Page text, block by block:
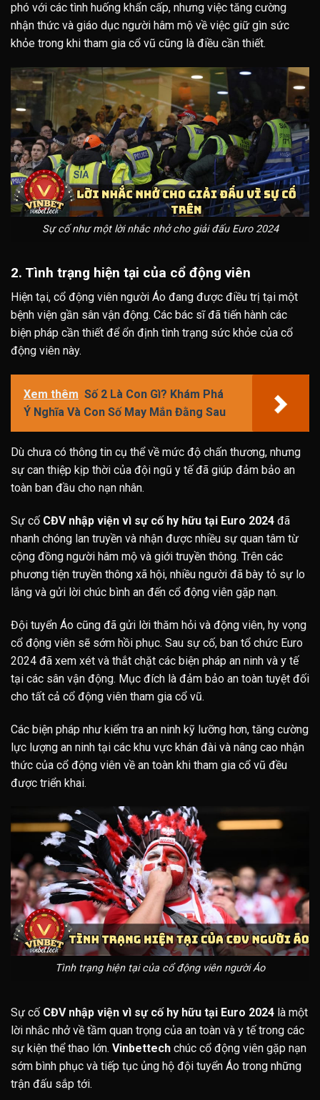
phó với các tình huống khẩn cấp, nhưng việc tăng cường
nhận thức và giáo dục người hâm mộ về việc giữ gìn sức
khỏe trong khi tham gia cổ vũ cũng là điều cần thiết.
Sự cố như một lời nhắc nhở cho giải đấu Euro 2024
2. Tình trạng hiện tại của cổ động viên
Hiện tại, cổ động viên người Áo đang được điều trị tại một
bệnh viện gần sân vận động. Các bác sĩ đã tiến hành các
biện pháp cần thiết để ổn định tình trạng sức khỏe của cổ
động viên này.
Xem thêm Số 2 Là Con Gì? Khám Phá
Ý Nghĩa Và Con Số May Mắn Đằng Sau
Dù chưa có thông tin cụ thể về mức độ chấn thương, nhưng
sự can thiệp kịp thời của đội ngũ y tế đã giúp đảm bảo an
toàn ban đầu cho nạn nhân.
Sự cố CĐV nhập viện vì sự cố hy hữu tại Euro 2024 đã
nhanh chóng lan truyền và nhận được nhiều sự quan tâm từ
cộng đồng người hâm mộ và giới truyền thông. Trên các
phương tiện truyền thông xã hội, nhiều người đã bày tỏ sự lo
lắng và gửi lời chúc bình an đến cổ động viên gặp nạn.
Đội tuyển Áo cũng đã gửi lời thăm hỏi và động viên, hy vọng
cổ động viên sẽ sớm hồi phục. Sau sự cố, ban tổ chức Euro
2024 đã xem xét và thắt chặt các biện pháp an ninh và y tế
tại các sân vận động. Mục đích là đảm bảo an toàn tuyệt đối
cho tất cả cổ động viên tham gia cổ vũ.
Các biện pháp như kiểm tra an ninh kỹ lưỡng hơn, tăng cường
lực lượng an ninh tại các khu vực khán đài và nâng cao nhận
thức của cổ động viên về an toàn khi tham gia cổ vũ đều
được triển khai.
Tình trạng hiện tại của cổ động viên người Áo
Sự cố CĐV nhập viện vì sự cố hy hữu tại Euro 2024 là một
lời nhắc nhở về tầm quan trọng của an toàn và y tế trong các
sự kiện thể thao lớn. Vinbettech chúc cổ động viên gặp nạn
sớm bình phục và tiếp tục ủng hộ đội tuyển Áo trong những
trận đấu sắp tới.